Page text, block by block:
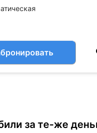
за те-же